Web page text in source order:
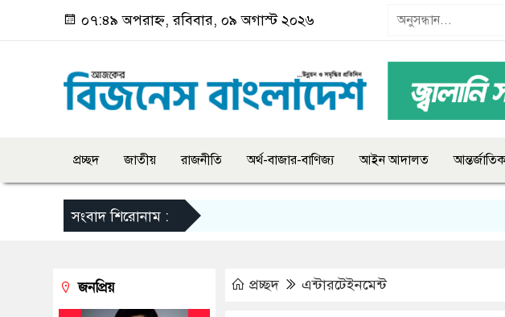
০৭:৪৯ অপরাহ্ন, রবিবার, ০৯ অগাস্ট ২০২৬
প্রচ্ছদ জাতীয় রাজনীতি অর্থ-বাজার-বাণিজ্য আইন আদালত আন্তর্জাতিক
সংবাদ শিরোনাম :
প্রচ্ছদ এন্টারটেইনমেন্ট
জনপ্রিয়